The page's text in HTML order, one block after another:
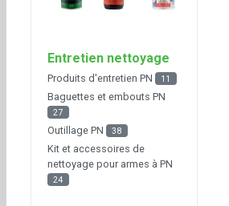
Entretien nettoyage
Produits d'entretien PN 11
Baguettes et embouts PN
27
Outillage PN 38
Kit et accessoires de
nettoyage pour armes à PN
24